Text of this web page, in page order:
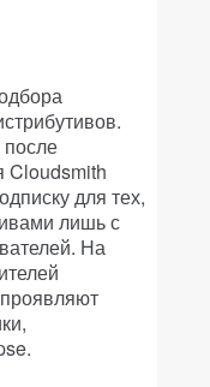
Cloudsmith
для тех,
лишь с
На